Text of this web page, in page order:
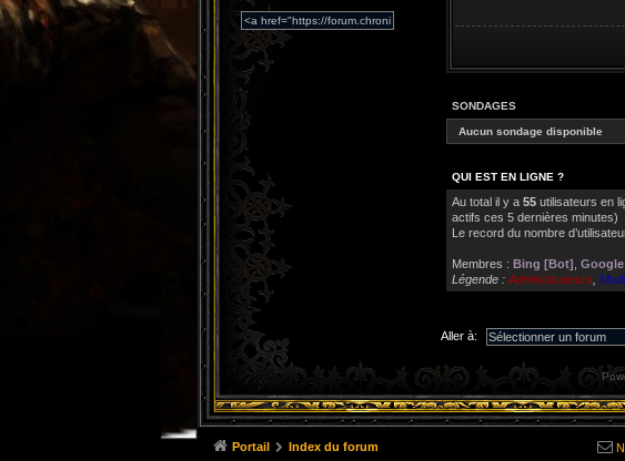
SONDAGES
Aucun sondage disponible
QUI EST EN LIGNE ?
Au total il y a 55 utilisateurs en
actifs ces 5 dernières minutes)
Le record du nombre
Membres : Bing [Bot]
Légende : Administrateurs
Aller à:
Portail Index du forum